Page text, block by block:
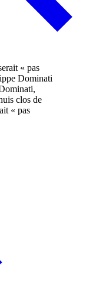
clos de
« pas